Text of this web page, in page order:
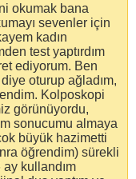
okumak bana
sevenler için
kadın
test yaptırdım
ediyorum. Ben
oturup ağladım,
Kolposkopi
görünüyordu,
sonucumu almaya
büyük hazimetti
öğrendim) sürekli
ay kullandım